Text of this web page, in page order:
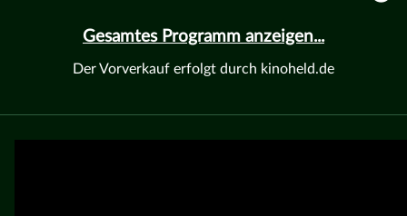
Gesamtes Programm anzeigen...
Der Vorverkauf erfolgt durch kinoheld.de